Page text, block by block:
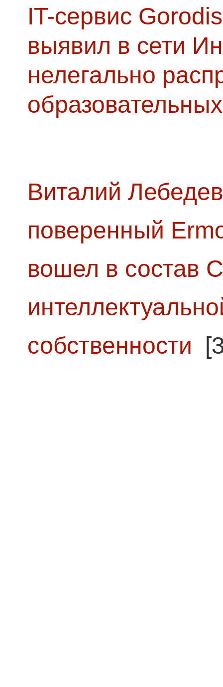
IT-сервис
выявил в сети
нелегально
Виталий
поверенный
вошел в состав
собственности